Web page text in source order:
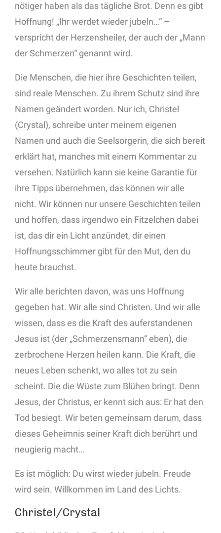
nötiger haben als das tägliche Brot. Denn es gibt
Hoffnung! „Ihr werdet wieder jubeln…“ –
verspricht der Herzensheiler, der auch der „Mann
der Schmerzen“ genannt wird.
Die Menschen, die hier ihre Geschichten teilen,
sind reale Menschen. Zu ihrem Schutz sind ihre
Namen geändert worden. Nur ich, Christel
(Crystal), schreibe unter meinem eigenen
Namen und auch die Seelsorgerin, die sich bereit
erklärt hat, manches mit einem Kommentar zu
versehen. Natürlich kann sie keine Garantie für
ihre Tipps übernehmen, das können wir alle
nicht. Wir können nur unsere Geschichten teilen
und hoffen, dass irgendwo ein Fitzelchen dabei
ist, das dir ein Licht anzündet, dir einen
Hoffnungsschimmer gibt für den Mut, den du
heute brauchst.
Wir alle berichten davon, was uns Hoffnung
gegeben hat. Wir alle sind Christen. Und wir alle
wissen, dass es die Kraft des auferstandenen
Jesus ist (der „Schmerzensmann“ eben), die
zerbrochene Herzen heilen kann. Die Kraft, die
neues Leben schenkt, wo alles tot zu sein
scheint. Die die Wüste zum Blühen bringt. Denn
Jesus, der Christus, er kennt sich aus: Er hat den
Tod besiegt. Wir beten gemeinsam darum, dass
dieses Geheimnis seiner Kraft dich berührt und
neugierig macht…
Es ist möglich: Du wirst wieder jubeln. Freude
wird sein. Willkommen im Land des Lichts.
Christel/Crystal